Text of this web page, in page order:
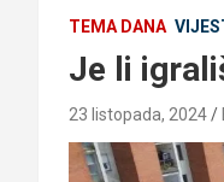
TEMA DANA
Je li
23 listopada, 2024